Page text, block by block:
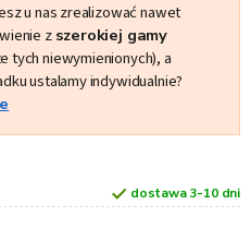
u nas zrealizować nawet
z szerokiej gamy
tych niewymienionych), a
ustalamy indywidualnie?
dostawa 3-10 dni